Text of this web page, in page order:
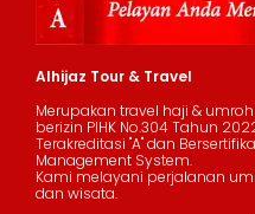
Alhijaz Tour & Travel
Merupakan travel haji & umroh
berizin PIHK No.304 Tahun
Terakreditasi "A" dan
Management System.
Kami melayani perjalanan
dan wisata.